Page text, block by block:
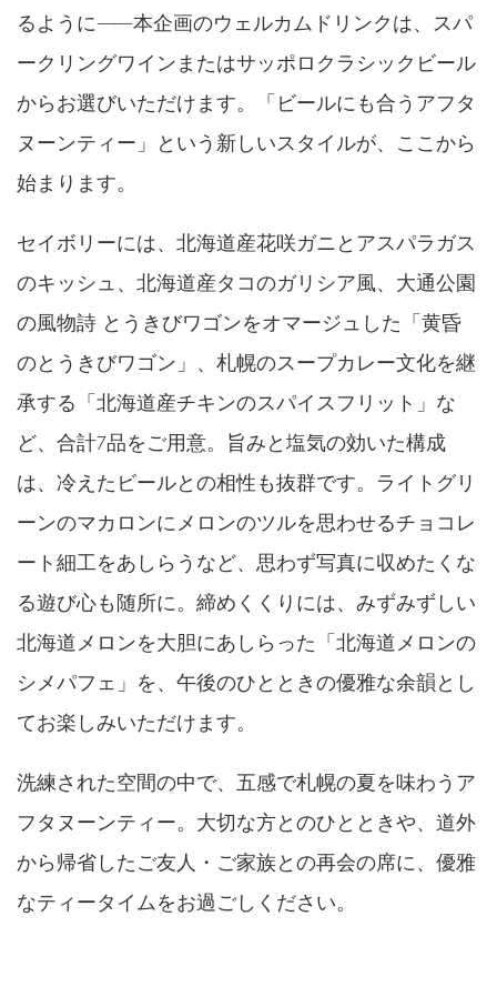
るように——本企画のウェルカムドリンクは、スパ
ークリングワインまたはサッポロクラシックビール
からお選びいただけます。「ビールにも合うアフタ
ヌーンティー」という新しいスタイルが、ここから
始まります。
セイボリーには、北海道産花咲ガニとアスパラガス
のキッシュ、北海道産タコのガリシア風、大通公園
の風物詩 とうきびワゴンをオマージュした「黄昏
のとうきびワゴン」、札幌のスープカレー文化を継
承する「北海道産チキンのスパイスフリット」な
ど、合計7品をご用意。旨みと塩気の効いた構成
は、冷えたビールとの相性も抜群です。ライトグリ
ーンのマカロンにメロンのツルを思わせるチョコレ
ート細工をあしらうなど、思わず写真に収めたくな
る遊び心も随所に。締めくくりには、みずみずしい
北海道メロンを大胆にあしらった「北海道メロンの
シメパフェ」を、午後のひとときの優雅な余韻とし
てお楽しみいただけます。
洗練された空間の中で、五感で札幌の夏を味わうア
フタヌーンティー。大切な方とのひとときや、道外
から帰省したご友人・ご家族との再会の席に、優雅
なティータイムをお過ごしください。